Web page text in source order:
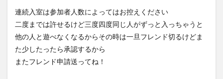
連続入室は参加者人数によってはお控えください
二度までは許せるけど三度四度同じ人がずっと入っちゃうと
他の人と遊べなくなるからその時は一旦フレンド切るけどま
た少したったら承認するから
またフレンド申請送ってね！